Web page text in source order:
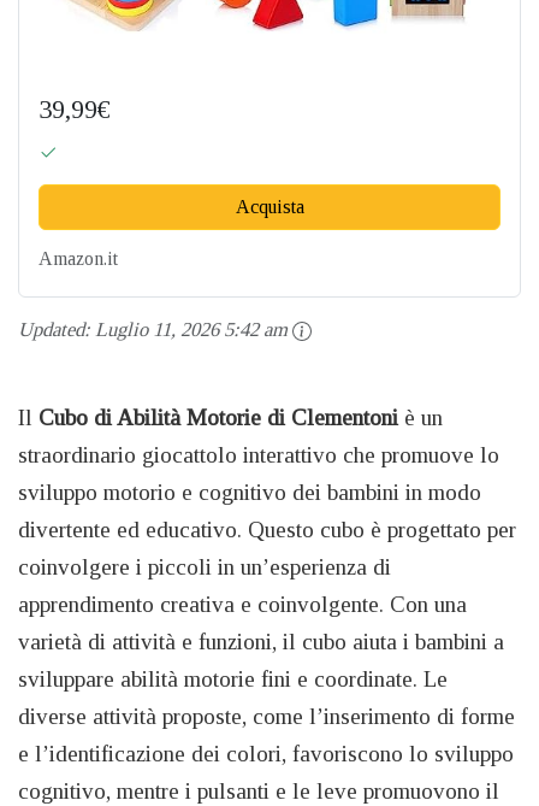
39,99€
Acquista
Amazon.it
Updated: Luglio 11, 2026 5:42 am
Il Cubo di Abilità Motorie di Clementoniè un
straordinario giocattolo interattivo che promuove lo
sviluppo motorio e cognitivo dei bambini in modo
divertente ed educativo. Questo cubo è progettato per
coinvolgere i piccoli in un’esperienza di
apprendimento creativa e coinvolgente. Con una
varietà di attività e funzioni, il cubo aiuta i bambini a
sviluppare abilità motorie fini e coordinate. Le
diverse attività proposte, come l’inserimento di forme
e l’identificazione dei colori, favoriscono lo sviluppo
cognitivo, mentre i pulsanti e le leve promuovono il